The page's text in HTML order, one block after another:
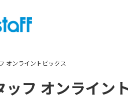
オンライントピックス
ッフ オンライン